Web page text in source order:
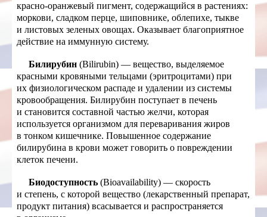
красно-оранжевый пигмент, содержащийся в растениях:
моркови, сладком перце, шиповнике, облепихе, тыкве
и листовых зеленых овощах. Оказывает благоприятное
действие на иммунную систему.
Билирубин (Bilirubin) — вещество, выделяемое
красными кровяными тельцами (эритроцитами) при
их физиологическом распаде и удалении из системы
кровообращения. Билирубин поступает в печень
и становится составной частью желчи, которая
используется организмом для переваривания жиров
в тонком кишечнике. Повышенное содержание
билирубина в крови может говорить о повреждении
клеток печени.
Биодоступность (Bioavailability) — скорость
и степень, с которой вещество (лекарственный препарат,
продукт питания) всасывается и распространяется